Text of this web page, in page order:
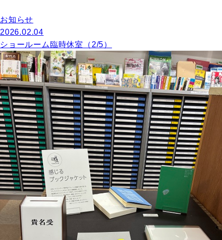
お知らせ
2026.02.04
ショールーム臨時休室（2/5）